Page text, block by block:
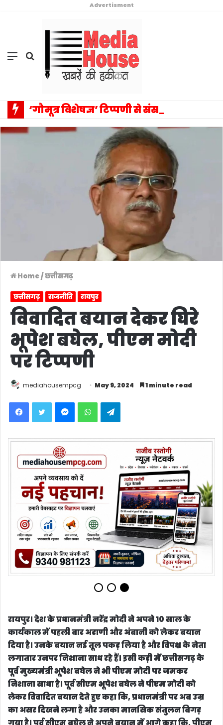
Advertisment
Menu Search
for
Home/छत्तीसगढ़
छत्तीसगढ़ राजनीति रायपुर
विवादित बयान देकर घिरे
भूपेश बघेल, पीएम मोदी
पर टिप्पणी
mediahousempcg May 9, 2024 1 minute read
Facebook Twitter Messenger WhatsApp
रायपुर। देश के प्रधानमंत्री नरेंद्र मोदी ने अपने 10 साल के
कार्यकाल में पहली बार अडाणी और अंबानी को लेकर बयान
दिया है। उनके बयान नई तूल पकड़ लिया है और विपक्ष के नेता
लगातार उनपर निशाना साध रहे हैं। इसी कड़ी में छत्तीसगढ़ के
पूर्व मुख्यमंत्री भूपेश बघेल ने भी पीएम मोदी पर जमकर
लेकर विवादित बयान देते हुए कहा कि, प्रधानमंत्री पर अब उम्र
का असर दिखने लगा है और उनका मानसिक संतुलन बिगड़
गया है। पूर्व सीएम बघेल ने अपने बयान में आगे कहा कि, पीएम
मोदी ने स्वीकार कर लिया है कि, देश में कालाधन है। कालाधन
टैंपो से आ रहा है तो इसकी जांच हो। पीएम मोदी ने राहुल गांधी के
आरोप को स्वीकार लिया है। अब देखना ये होगा की पूर्व सीएम के
इस बयान से राजनीतिक सरगर्मी कितनी बढ़ती है और भाजपा
की तरफ से इस पर क्या प्रतिक्रया आती है।